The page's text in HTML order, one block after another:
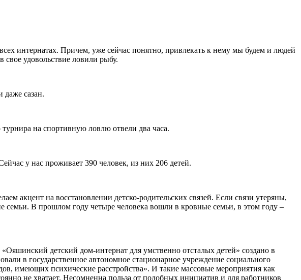
интернатах. Причем, уже сейчас понятно, привлекать к нему мы будем и людей
удовольствие ловили рыбу.
даже сазан.
на спортивную ловлю отвели два часа.
у нас проживает 390 человек, из них 206 детей.
акцент на восстановлении детско-родительских связей. Если связи утеряны,
В прошлом году четыре человека вошли в кровные семьи, в этом году –
детский дом-интернат для умственно отсталых детей» создано в
в государственное автономное стационарное учреждение социального
имеющих психические расстройства». И такие массовые мероприятия как
не хватает. Несомненна польза от подобных инициатив и для работников